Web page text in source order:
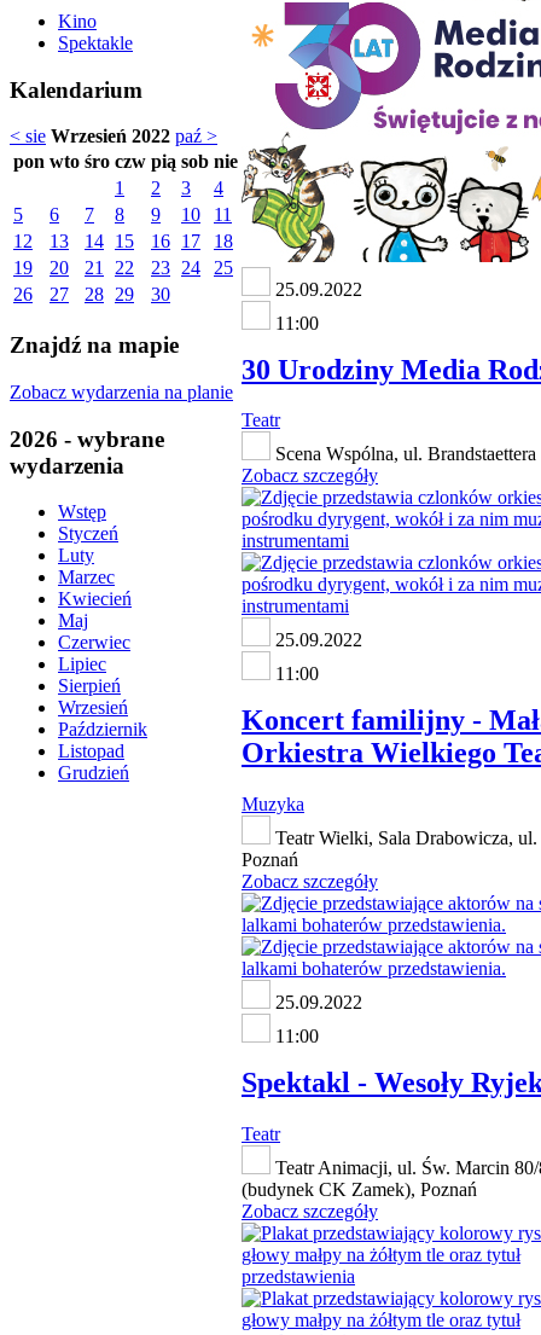
Kino
Spektakle
Kalendarium
< sie Wrzesień 2022 paź >
pon wto śro czw pią sob nie
1
2 3
4
5
6 7 8 9 10
11
12
13 14 15 16 17
18
19
20 21 22 23 24
25
26
27 28 29 30
Znajdź na mapie
Zobacz wydarzenia na planie
2026 - wybrane
wydarzenia
Wstęp
Styczeń
Luty
Marzec
Kwiecień
Maj
Czerwiec
Lipiec
Sierpień
Wrzesień
Październik
Listopad
Grudzień
25.09.2022
11:00
30 Urodziny Media
Teatr
Scena Wspólna, ul.
Zobacz szczegóły
25.09.2022
11:00
Koncert familijny -
Orkiestra Wielkiego
Muzyka
Teatr Wielki, Sala Drabowicza,
Poznań
Zobacz szczegóły
25.09.2022
11:00
Spektakl - Wesoły
Teatr
Teatr Animacji, ul. Św. Marcin
(budynek CK Zamek), Poznań
Zobacz szczegóły